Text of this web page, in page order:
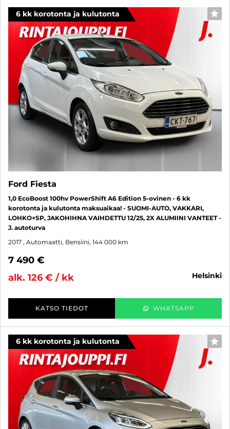
6 kk korotonta ja kulutonta
Ford Fiesta
1,0 EcoBoost 100hv PowerShift A6 Edition 5-ovinen - 6 kk
korotonta ja kulutonta maksuaikaa! - SUOMI-AUTO, VAKKARI,
LOHKO+SP, JAKOHIHNA VAIHDETTU 12/25, 2X ALUMIINI VANTEET -
J. autoturva
2017 , Automaatti, Bensiini, 144 000 km
7 490 €
alk. 126 € / kk
helsinki
KATSO TIEDOT WHATSAPP
6 kk korotonta ja kulutonta